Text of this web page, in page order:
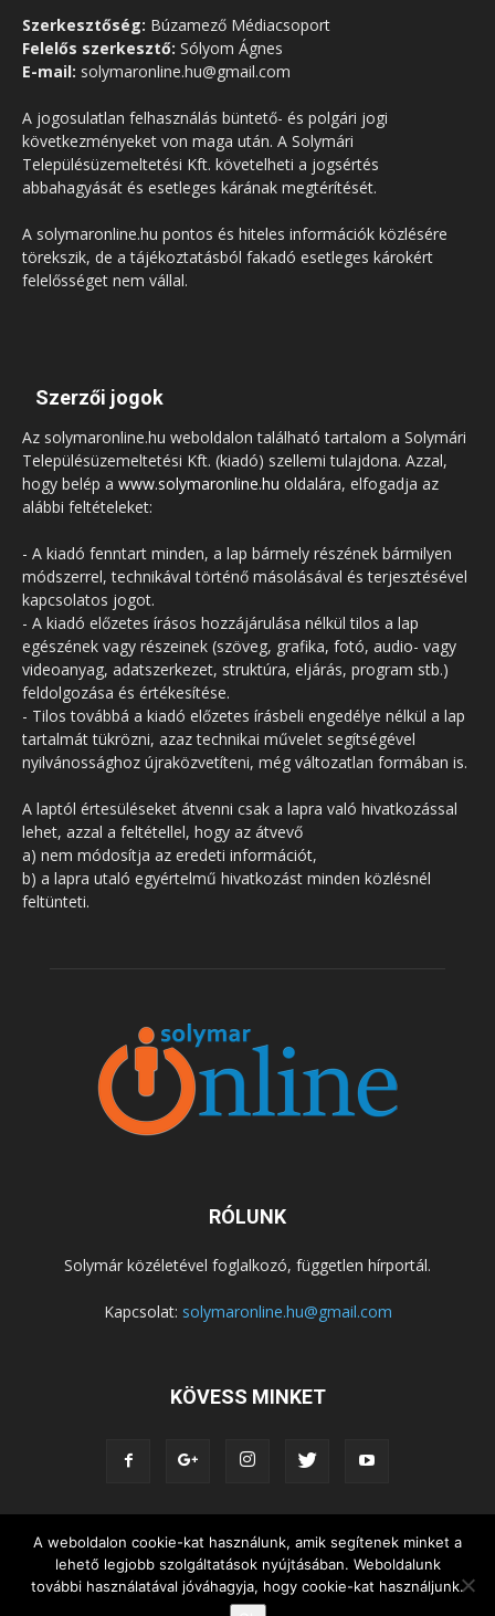
Szerkesztőség: Búzamező Médiacsoport
Felelős szerkesztő: Sólyom Ágnes
E-mail: solymaronline.hu@gmail.com
A jogosulatlan felhasználás büntető- és polgári jogi
következményeket von maga után. A Solymári
Településüzemeltetési Kft. követelheti a jogsértés
abbahagyását és esetleges kárának megtérítését.
A solymaronline.hu pontos és hiteles információk közlésére
törekszik, de a tájékoztatásból fakadó esetleges károkért
felelősséget nem vállal.
Szerzői jogok
Az solymaronline.hu weboldalon található tartalom a Solymári
Településüzemeltetési Kft. (kiadó) szellemi tulajdona. Azzal,
hogy belép a www.solymaronline.hu oldalára, elfogadja az
alábbi feltételeket:
- A kiadó fenntart minden, a lap bármely részének bármilyen
módszerrel, technikával történő másolásával és terjesztésével
kapcsolatos jogot.
- A kiadó előzetes írásos hozzájárulása nélkül tilos a lap
egészének vagy részeinek (szöveg, grafika, fotó, audio- vagy
videoanyag, adatszerkezet, struktúra, eljárás, program stb.)
feldolgozása és értékesítése.
- Tilos továbbá a kiadó előzetes írásbeli engedélye nélkül a lap
tartalmát tükrözni, azaz technikai művelet segítségével
nyilvánossághoz újraközvetíteni, még változatlan formában is.
A laptól értesüléseket átvenni csak a lapra való hivatkozással
lehet, azzal a feltétellel, hogy az átvevő
a) nem módosítja az eredeti információt,
b) a lapra utaló egyértelmű hivatkozást minden közlésnél
feltünteti.
RÓLUNK
Solymár közéletével foglalkozó, független hírportál.
Kapcsolat: solymaronline.hu@gmail.com
KÖVESS MINKET
KÖZÉLET KÖZÖSSÉGEK
SZABADIDŐ
NEMZETISÉG, HELYTÖRTÉNET
RIPORTOK
KÖZÉRDEKŰ INFORMÁCIÓK
A weboldalon cookie-kat használunk, amik segítenek minket a
lehető legjobb szolgáltatások nyújtásában. Weboldalunk
további használatával jóváhagyja, hogy cookie-kat használjunk.